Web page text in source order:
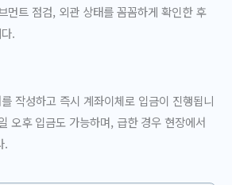
먼트 점검, 외관 상태를 꼼꼼하게 확인한 후
.
작성하고 즉시 계좌이체로 입금이 진행됩니
오후 입금도 가능하며, 급한 경우 현장에서
.